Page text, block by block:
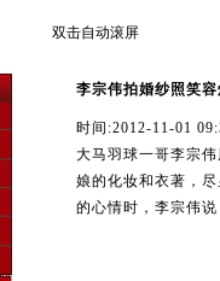
双击自动滚屏
李宗伟拍婚纱照笑
时间:2012-11-01
大马羽球一哥李宗
娘的化妆和衣著，
的心情时，李宗伟